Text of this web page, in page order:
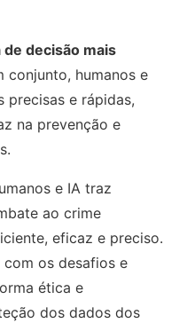
decisão mais
conjunto, humanos e
precisas e rápidas,
na prevenção e
e IA traz
ao crime
eficaz e preciso.
os desafios e
ética e
dos dados dos